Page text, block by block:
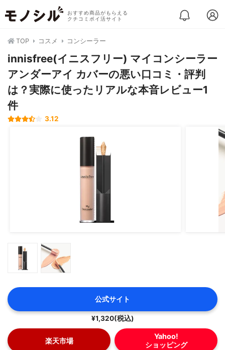
おすすめ商品がもらえる
クチコミポイ活サイト
TOP コスメ コンシーラー
innisfree(イニスフリー) マイコンシーラー
アンダーアイ カバーの悪い口コミ・評判
は？実際に使ったリアルな本音レビュー1
件
3.12
公式サイト
¥1,320(税込)
楽天市場
Yahoo!
ショッピング